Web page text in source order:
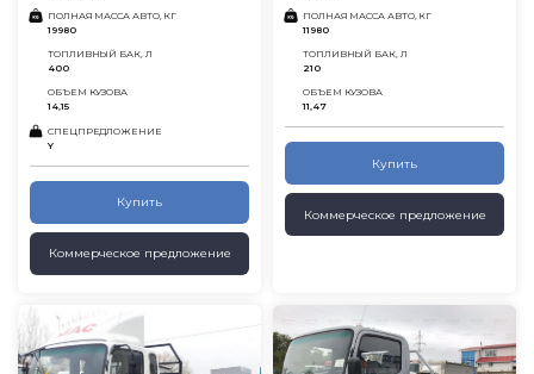
ПОЛНАЯ МАССА АВТО, КГ
19980
ТОПЛИВНЫЙ БАК, Л
400
ОБЪЕМ КУЗОВА
14,15
СПЕЦПРЕДЛОЖЕНИЕ
Y
Купить
Коммерческое предложение
ПОЛНАЯ МАССА АВТО, КГ
11980
ТОПЛИВНЫЙ БАК, Л
210
ОБЪЕМ КУЗОВА
11,47
Купить
Коммерческое предложение